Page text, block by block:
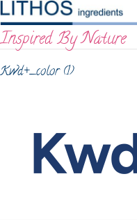
to
content
Inspired By Nature
Kwd+_color (1)